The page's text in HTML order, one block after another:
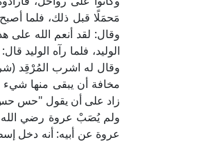
مَحمَلًا قبل ذلك، فلما أصبح
وقال: لقد أنعم الله على
الوليد، فلما رآه الوليد
وقال له اشرب المُرْقِد
مخافة أن يبقى منها
زاد على أن يقول "حس
ولم يُصَبْ عروة رضي الله
عروة عن أبيه: أنه دخل